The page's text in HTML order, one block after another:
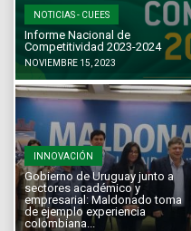
NOTICIAS - CUEES
Informe Nacional de
Competitividad 2023-2024
NOVIEMBRE 15, 2023
INNOVACIÓN
Gobierno de Uruguay junto a
sectores académico y
empresarial: Maldonado toma
de ejemplo experiencia
colombiana...